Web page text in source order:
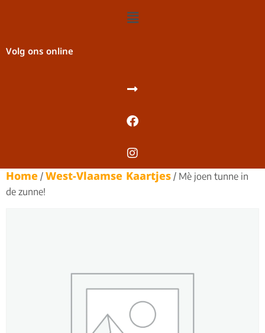
Volg ons online
Home / West-Vlaamse Kaartjes / Mè joen tunne in
de zunne!